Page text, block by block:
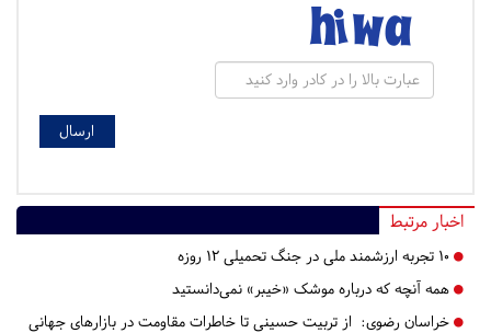
اخبار مرتبط
۱۰ تجربه ارزشمند ملی در جنگ تحمیلی ۱۲ روزه
همه آنچه که درباره موشک «خیبر» نمی‌دانستید
خراسان رضوی: از تربیت حسینی تا خاطرات مقاومت در بازارهای جهانی